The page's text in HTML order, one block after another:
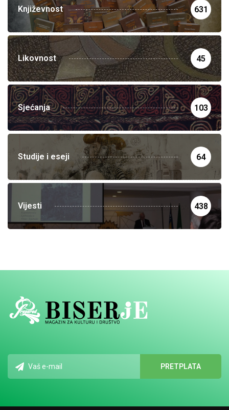
Književnost 631
Likovnost 45
Sjećanja 103
Studije i eseji 64
Vijesti 438